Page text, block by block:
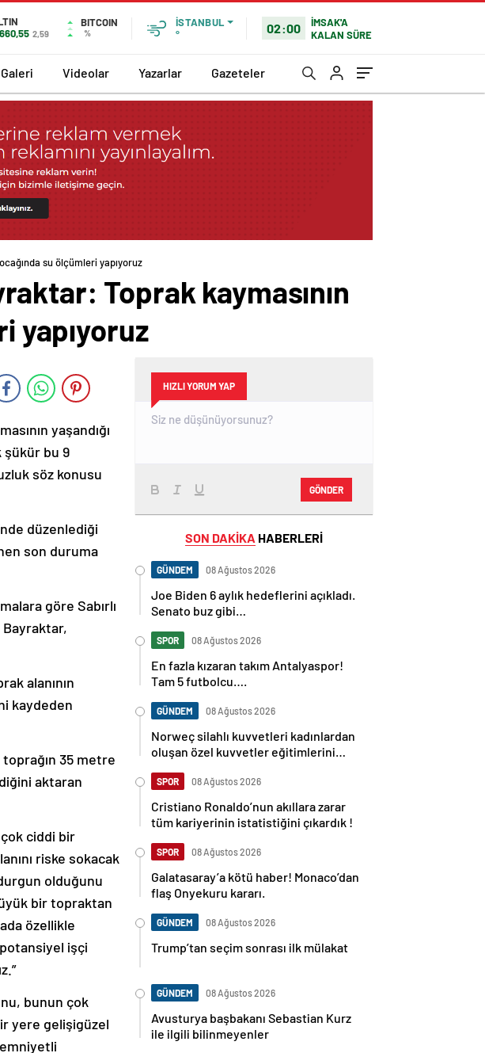
2,59
BITCOIN
%
İSTANBUL
°
02:00
İMSAK'A
KALAN SÜRE
Videolar Yazarlar Gazeteler
su ölçümleri yapıyoruz
Toprak kaymasının
yapıyoruz
yaşandığı
şükür bu 9
söz konusu
düzenlediği
son duruma
göre Sabırlı
alanının
kaydeden
35 metre
aktaran
çok ciddi bir
riske sokacak
olduğunu
bir topraktan
özellikle
işçi
bunun çok
yere gelişigüzel
HIZLI YORUM YAP
GÖNDER
SON DAKİKA HABERLERİ
GÜNDEM 08 Ağustos 2026
Joe Biden 6 aylık hedeflerini açıkladı.
Senato buz gibi…
SPOR 08 Ağustos 2026
En fazla kızaran takım Antalyaspor!
Tam 5 futbolcu….
GÜNDEM 08 Ağustos 2026
Norweç silahlı kuvvetleri kadınlardan
oluşan özel kuvvetler eğitimlerini
SPOR 08 Ağustos 2026
Cristiano Ronaldo’nun akıllara zarar
tüm kariyerinin istatistiğini çıkardık !
SPOR 08 Ağustos 2026
Galatasaray’a kötü haber! Monaco’dan
flaş Onyekuru kararı.
GÜNDEM 08 Ağustos 2026
Trump’tan seçim sonrası ilk mülakat
GÜNDEM 08 Ağustos 2026
Avusturya başbakanı Sebastian Kurz
ile ilgili bilinmeyenler